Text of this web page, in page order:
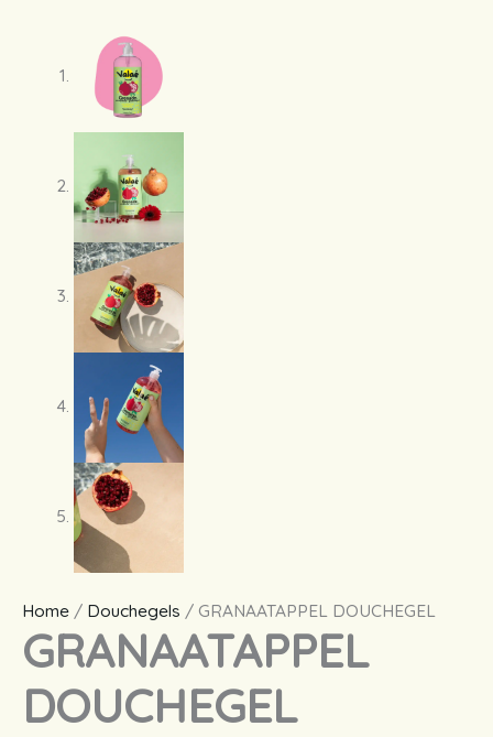
Home / Douchegels / GRANAATAPPEL DOUCHEGEL
GRANAATAPPEL
DOUCHEGEL